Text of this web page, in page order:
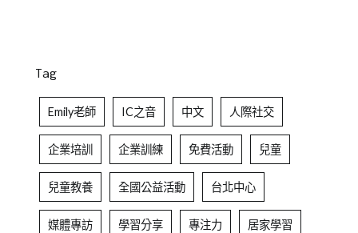
Tag
Emily老師 IC之音 中文 人際社交
企業培訓 企業訓練 免費活動 兒童
兒童教養 全國公益活動 台北中心
媒體專訪 學習分享 專注力 居家學習